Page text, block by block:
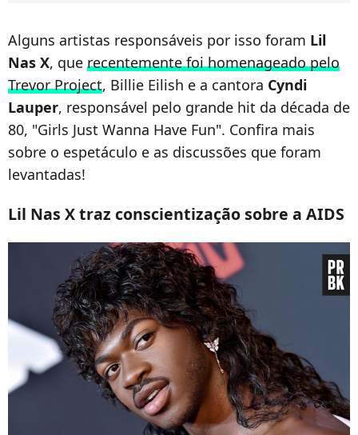
Alguns artistas responsáveis por isso foram Lil
Nas X, que recentemente foi homenageado pelo
Trevor Project, Billie Eilish e a cantora Cyndi
Lauper, responsável pelo grande hit da década de
80, "Girls Just Wanna Have Fun". Confira mais
sobre o espetáculo e as discussões que foram
levantadas!
Lil Nas X traz conscientização sobre a AIDS